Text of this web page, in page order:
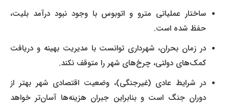
ساختار عملیاتی مترو و اتوبوس با وجود نبود درآمد بلیت،
حفظ شده است.
در زمان بحران، شهرداری توانست با مدیریت بهینه و دریافت
کمک‌های دولتی، چرخ‌های شهر را متوقف نکند.
در شرایط عادی (غیرجنگی)، وضعیت اقتصادی شهر بهتر از
دوران جنگ است و بنابراین جبران هزینه‌ها آسان‌تر خواهد